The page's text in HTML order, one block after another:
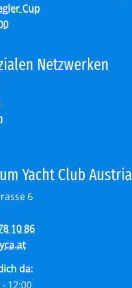
Cup
Netz­wer­ken
Yacht Club Aus­tria
6
10 86
da:
12:00